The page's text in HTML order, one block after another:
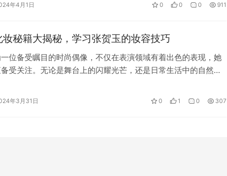
年4月1日 0 0 0 911
秘籍大揭秘，学习张贺玉的妆容技巧
位备受瞩目的时尚偶像，不仅在表演领域有着出色的表现，她
受关注。无论是舞台上的闪耀光芒，还是日常生活中的自然清
年3月31日 0 1 0 307